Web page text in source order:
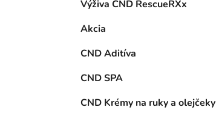
Výživa CND RescueRXx
Akcia
CND Aditíva
CND SPA
CND Krémy na ruky a olejčeky